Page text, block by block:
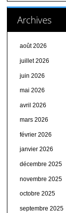
Archives
août 2026
juillet 2026
juin 2026
mai 2026
avril 2026
mars 2026
février 2026
janvier 2026
décembre 2025
novembre 2025
octobre 2025
septembre 2025